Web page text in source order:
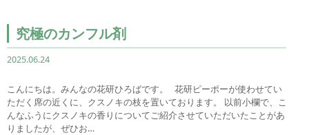
究極のカンフル剤
2025.06.24
こんにちは。みんなの花研ひろばです。 花研ピーポーが使わせてい
ただく席の近くに、クスノキの枝を置いております。 以前小欄で、こ
んなふうにクスノキの香りについてご紹介させていただいたことがあ
りましたが、ぜひお…